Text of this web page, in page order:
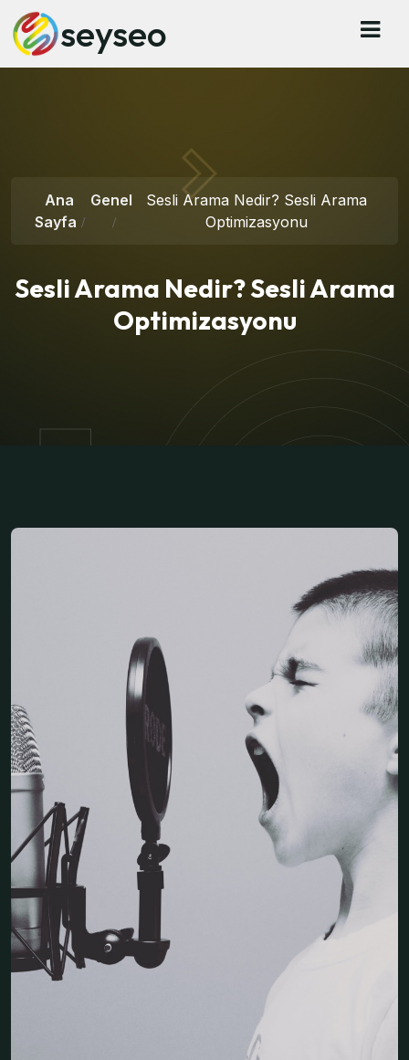
seyseo
Ana
Sayfa
Genel
Sesli Arama Nedir? Sesli Arama
Optimizasyonu
Sesli Arama Nedir? Sesli Arama
Optimizasyonu